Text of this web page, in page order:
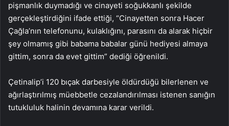
pişmanlık duymadığı ve cinayeti soğukkanlı şekilde
gerçekleştirdiğini ifade ettiği, “Cinayetten sonra Hacer
Çağla’nın telefonunu, kulaklığını, parasını da alarak hiçbir
şey olmamış gibi babama babalar günü hediyesi almaya
gittim, sonra da evet gittim” dediği öğrenildi.
Çetinalip’i 120 bıçak darbesiyle öldürdüğü bilerlenen ve
ağırlaştırılmış müebbetle cezalandırılması istenen sanığın
tutukluluk halinin devamına karar verildi.